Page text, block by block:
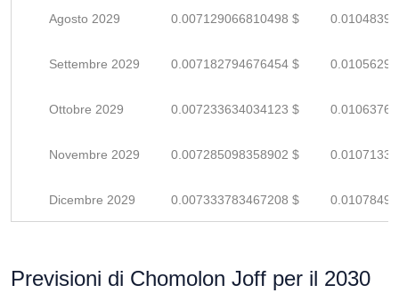
Agosto 2029 0.007129066810498 $
Settembre 2029 0.007182794676454 $
Ottobre 2029 0.007233634034123 $
Novembre 2029 0.007285098358902 $
Dicembre 2029 0.007333783467208 $
Previsioni di Chomolon Joff per il 2030